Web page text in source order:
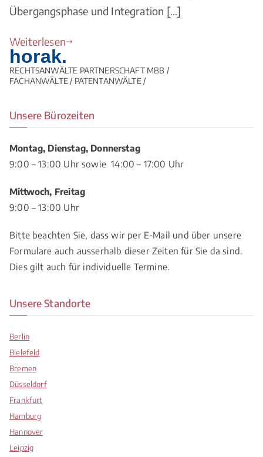
Übergangsphase und Integration […]
Weiterlesen
horak.
RECHTSANWÄLTE PARTNERSCHAFT MBB /
FACHANWÄLTE / PATENTANWÄLTE /
Unsere Bürozeiten
Montag, Dienstag, Donnerstag
9:00 – 13:00 Uhr sowie 14:00 – 17:00 Uhr
Mittwoch, Freitag
9:00 – 13:00 Uhr
Bitte beachten Sie, dass wir per E-Mail und über unsere
Formulare auch ausserhalb dieser Zeiten für Sie da sind.
Dies gilt auch für individuelle Termine.
Unsere Standorte
Berlin
Bielefeld
Bremen
Düsseldorf
Frankfurt
Hamburg
Hannover
Leipzig